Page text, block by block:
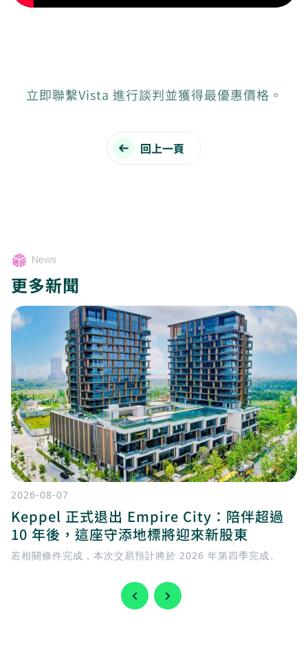
立即聯繫Vista 進行談判並獲得最優惠價格。
回上一頁
News
更多新聞
2026-08-07
Keppel 正式退出 Empire City：陪伴超過
10 年後，這座守添地標將迎來新股東
若相關條件完成，本次交易預計將於 2026 年第四季完成。